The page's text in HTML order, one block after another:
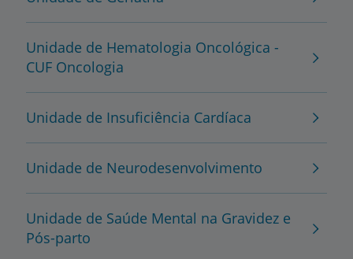
Unidade de Hematologia Oncológica -
CUF Oncologia
Unidade de Insuficiência Cardíaca
Unidade de Neurodesenvolvimento
Unidade de Saúde Mental na Gravidez e
Pós-parto